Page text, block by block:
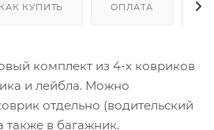
КАК КУПИТЬ ОПЛАТА
комплект из 4-х ковриков
и лейбла. Можно
отдельно (водительский
также в багажник.